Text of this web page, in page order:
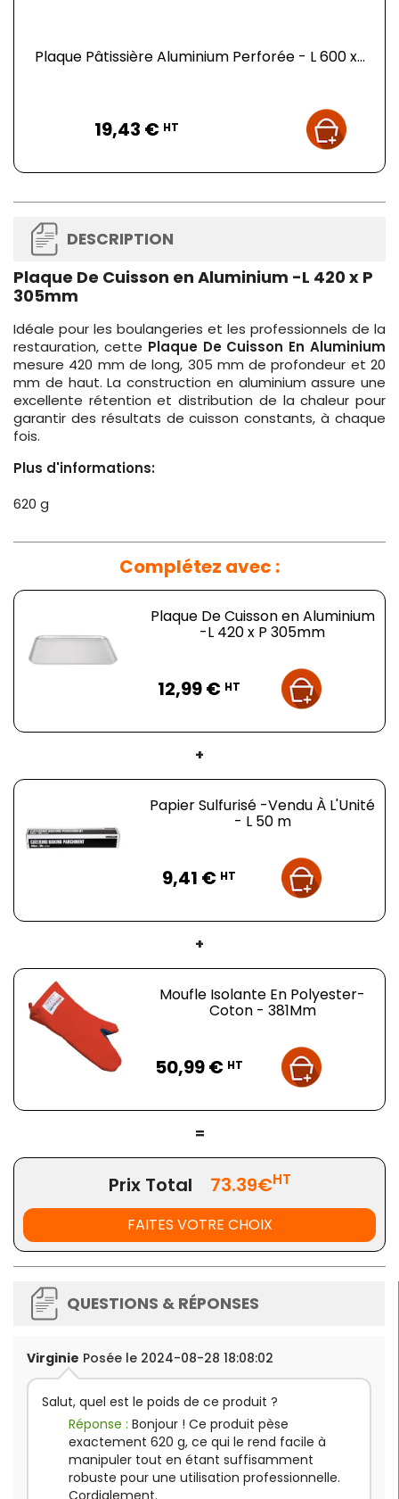
Plaque Pâtissière Aluminium Perforée - L 600 x...
19,43 € HT
DESCRIPTION
Plaque De Cuisson en Aluminium -L 420 x P
305mm
Idéale pour les boulangeries et les professionnels de la
restauration, cette Plaque De Cuisson En Aluminium
mesure 420 mm de long, 305 mm de profondeur et 20
mm de haut. La construction en aluminium assure une
excellente rétention et distribution de la chaleur pour
garantir des résultats de cuisson constants, à chaque
fois.
Plus d'informations:
620 g
Complétez avec :
Plaque De Cuisson en Aluminium
-L 420 x P 305mm
12,99 € HT
+
Papier Sulfurisé -Vendu À L'Unité
- L 50 m
9,41 € HT
+
Moufle Isolante En Polyester-
Coton - 381Mm
50,99 € HT
=
Prix Total 73.39€HT
FAITES VOTRE CHOIX
QUESTIONS & RÉPONSES
Virginie Posée le 2024-08-28 18:08:02
Salut, quel est le poids de ce produit ?
Réponse : Bonjour ! Ce produit pèse
exactement 620 g, ce qui le rend facile à
manipuler tout en étant suffisamment
robuste pour une utilisation professionnelle.
Cordialement.